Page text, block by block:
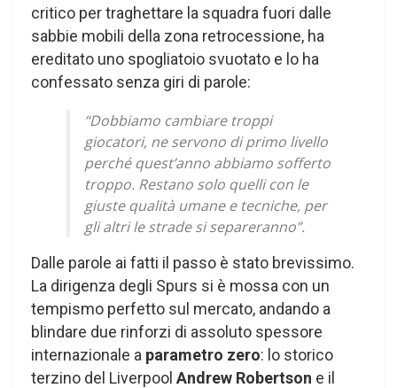
critico per traghettare la squadra fuori dalle
sabbie mobili della zona retrocessione, ha
ereditato uno spogliatoio svuotato e lo ha
confessato senza giri di parole:
“Dobbiamo cambiare troppi
giocatori, ne servono di primo livello
perché quest’anno abbiamo sofferto
troppo. Restano solo quelli con le
giuste qualità umane e tecniche, per
gli altri le strade si separeranno”.
Dalle parole ai fatti il passo è stato brevissimo.
La dirigenza degli Spurs si è mossa con un
tempismo perfetto sul mercato, andando a
blindare due rinforzi di assoluto spessore
internazionale a parametro zero: lo storico
terzino del Liverpool Andrew Robertson e il